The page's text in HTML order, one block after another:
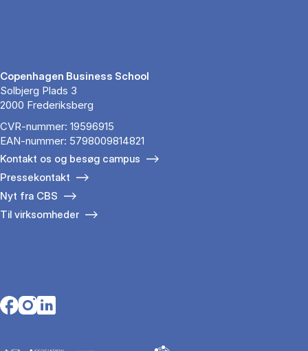
Copenhagen Business School
Solbjerg Plads 3
2000 Frederiksberg
CVR-nummer: 19596915
EAN-nummer: 5798009814821
Kontakt os og besøg campus
Pressekontakt
Nyt fra CBS
Til virksomheder
Opens in a new tab
Opens in a new tab
Opens in a new tab